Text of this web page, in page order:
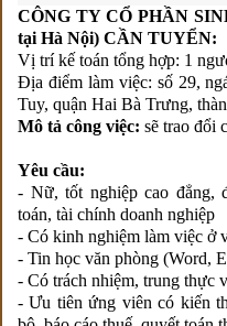
CÔNG TY CỔ PHẦN
tại Hà Nội) CẦN TUYỂN:
Vị trí kế toán tổng hợp: 1
Địa điểm làm việc: số 29,
Tuy, quận Hai Bà Trưng,
Mô tả công việc: sẽ trao đổi
Yêu cầu:
- Nữ, tốt nghiệp cao đẳng,
toán, tài chính doanh nghiệp
- Có kinh nghiệm làm việc ở
- Tin học văn phòng (Word,
- Có trách nhiệm, trung thực
- Ưu tiên ứng viên có kiến